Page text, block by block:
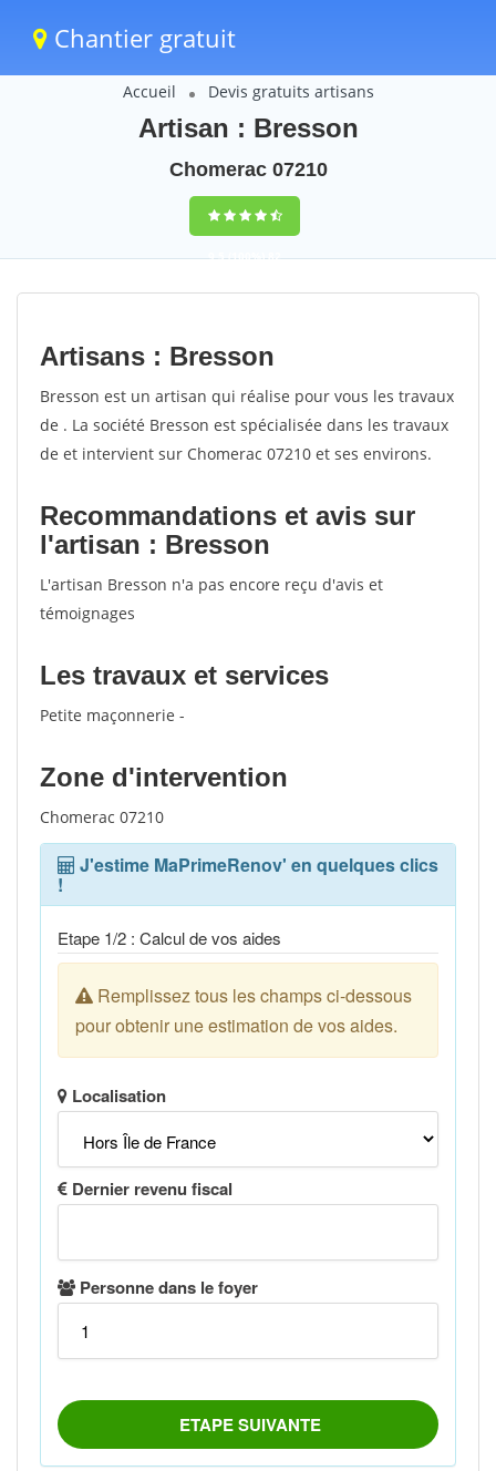
Chantier gratuit
Accueil Devis gratuits artisans
Artisan : Bresson
Chomerac 07210
9,5(100%)82
votes
Artisans : Bresson
Bresson est un artisan qui réalise pour vous les travaux
de . La société Bresson est spécialisée dans les travaux
de et intervient sur Chomerac 07210 et ses environs.
Recommandations et avis sur
l'artisan : Bresson
L'artisan Bresson n'a pas encore reçu d'avis et
témoignages
Les travaux et services
Petite maçonnerie -
Zone d'intervention
Chomerac 07210